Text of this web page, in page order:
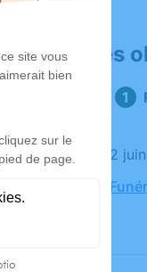
Déroulé des
Le jeudi 02
Chambre